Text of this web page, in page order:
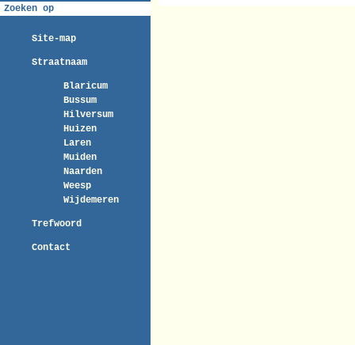
Zoeken op
Site-map
Straatnaam
Blaricum
Bussum
Hilversum
Huizen
Laren
Muiden
Naarden
Weesp
Wijdemeren
Trefwoord
Contact